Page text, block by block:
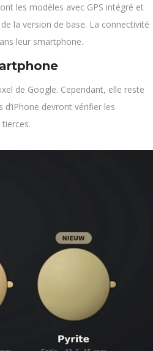
les modèles avec GPS intégré et
la version de base. La connectivité
leur smartphone.
de Google. Cependant, elle reste
devront vérifier les